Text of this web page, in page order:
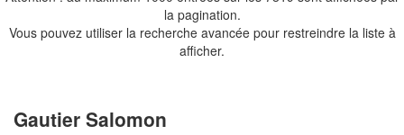
la pagination.
Vous pouvez utiliser la recherche avancée pour restreindre la liste à
afficher.
Gautier Salomon